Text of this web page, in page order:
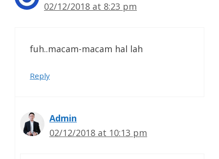
02/12/2018 at 8:23 pm
fuh..macam-macam hal lah
Reply
Admin
02/12/2018 at 10:13 pm